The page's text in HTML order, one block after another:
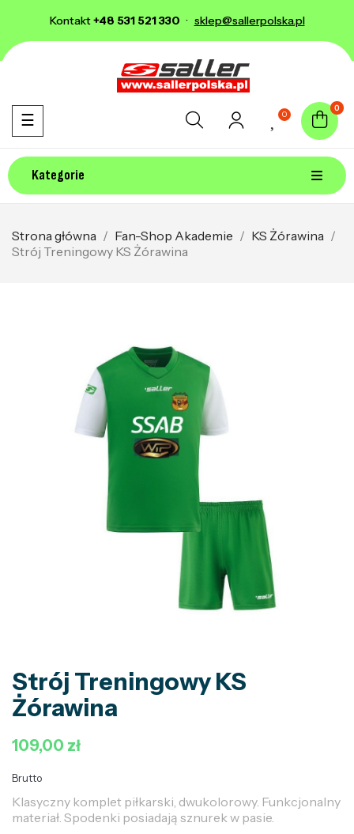
Kontakt+48 531 521 330 · sklep@sallerpolska.pl
0
0
Kategorie
Toggle navigation
☰
Strona główna Fan-Shop Akademie
KS Żórawina
Strój Treningowy KS Żórawina
Strój Treningowy KS
Żórawina
109,00 zł
Brutto
Klasyczny komplet piłkarski, dwukolorowy. Funkcjonalny
materiał. Spodenki posiadają sznurek w pasie.